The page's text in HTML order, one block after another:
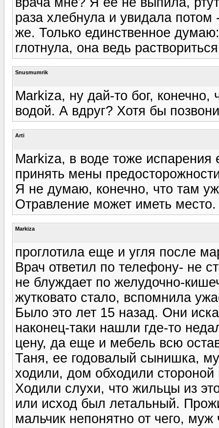
раза хлебнула и увидала потом
же. Только единственное
глотнула, она ведь
Snusmumrik
Markiza, ну дай-то бог,
водой. А вдруг? Хотя бы
Arti
Markiza, в воде тоже испарения
принять мены
Я не думаю, конечно, что там
Отравление может иметь место.
Markiza
проглотила еще и угля после
Врач ответил по телефону- не
не блуждает по желудочно-
жутковато стало, вспомнила
Было это лет 15 назад. Они
наконец-таки нашли где-то
цену, да еще и мебель всю
Таня, ее годовалый сынишка,
ходили, дом обходили
Ходили слухи, что жильцы из
или исход был летальный.
мальчик непонятно от чего,